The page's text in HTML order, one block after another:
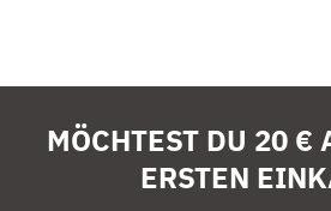
MÖCHTEST DU 20 €
ERSTEN